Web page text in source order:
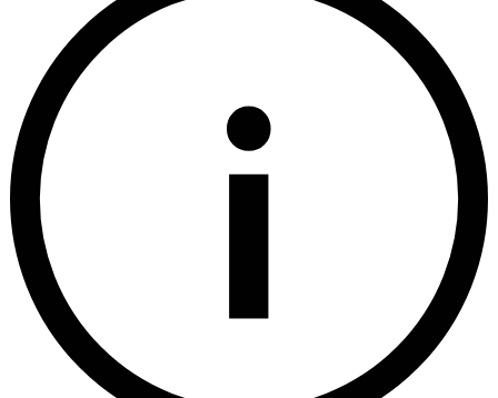
i